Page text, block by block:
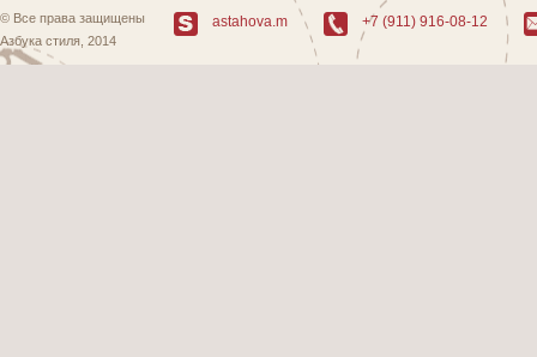
© Все права защищены
Азбука стиля, 2014
astahova.m +7 (911) 916-08-12